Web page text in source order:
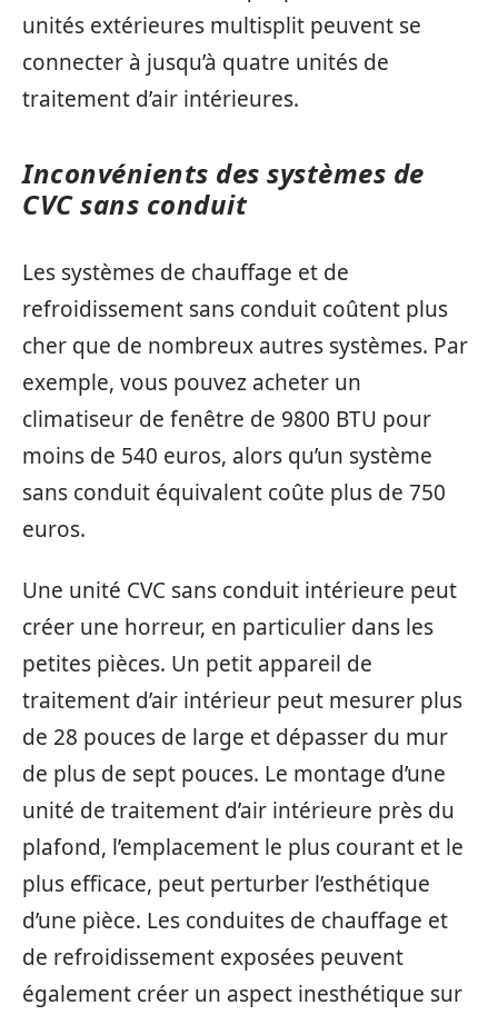
unités extérieures multisplit peuvent se
connecter à jusqu’à quatre unités de
traitement d’air intérieures.
Inconvénients des systèmes de
CVC sans conduit
Les systèmes de chauffage et de
refroidissement sans conduit coûtent plus
cher que de nombreux autres systèmes. Par
exemple, vous pouvez acheter un
climatiseur de fenêtre de 9800 BTU pour
moins de 540 euros, alors qu’un système
sans conduit équivalent coûte plus de 750
euros.
Une unité CVC sans conduit intérieure peut
créer une horreur, en particulier dans les
petites pièces. Un petit appareil de
traitement d’air intérieur peut mesurer plus
de 28 pouces de large et dépasser du mur
de plus de sept pouces. Le montage d’une
unité de traitement d’air intérieure près du
plafond, l’emplacement le plus courant et le
plus efficace, peut perturber l’esthétique
d’une pièce. Les conduites de chauffage et
de refroidissement exposées peuvent
également créer un aspect inesthétique sur